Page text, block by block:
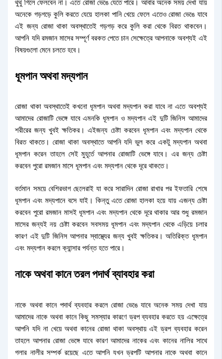
থুথু গিলে ফেলবেন না। এতে রোজা ভেঙে যেতে পারে। আবার অনেক সময় দেখা যায়
অনেকে গড়গড়ে কুলি করতে যেয়ে হালকা পানি খেয়ে ফেলে এতেও রোজা ভেঙে যাবে
এই জন্য রোজা থাকা অবস্থাতেই গড়গড় করে কুলি করা থেকে বিরত থাকবেন।
আপনি যদি রমজান মাসের সম্পূর্ণ বরকত পেতে চান সেক্ষেত্রে আপনাকে অবশ্যই এই
বিষয়গুলো মেনে চলতে হবে।
ধূমপান অথবা মদ্যপান
রোজা থাকা অবস্থাতেই কখনো ধূমপান অথবা মদ্যপান করা যাবে না এতে অবশ্যই
আমাদের রোজাটি ভেঙ্গে যাবে এমনকি ধূমপান ও মদ্যপান এই দুটি জিনিস আমাদের
শরীরের জন্য খুবই ক্ষতিকর। এইজন্য চেষ্টা করবেন ধূমপান এবং মদ্যপান থেকে
বিরত থাকতে। রোজা থাকা অবস্থাতে আপনি যদি ভুল করে একটু মদ্যপান অথবা
ধূমপান করেন তাহলে সেই মুহূর্তে আপনার রোজাটি ভেঙ্গে যাবে। এর জন্য চেষ্টা
করবেন পুরো রমজান মাসে ধূমপান এবং মদ্যপান থেকে দূরে থাকতে।
বর্তমান সময়ে বেশিরভাগ ছেলেরাই যা করে সারাদিন রোজা রাখার পর ইফতারি শেষে
ধূমপান এবং মদ্যপানে বসে যাই। কিন্তু এতে রোজা হালকা হয়ে যায় এজন্য চেষ্টা
করবেন পুরো রমজান মাসই ধূমপান এবং মদ্যপান থেকে দূরে থাকার আর শুধু রমজান
মাসের জন্যই নয় চেষ্টা করবেন সবসময় ধূমপান এবং মদ্যপান থেকে এড়িয়ে চলার
কারণ এই দুটি জিনিস আপনার স্বাস্থ্যের জন্য খুবই ক্ষতিকর। অতিরিক্ত ধূমপান
এবং মদ্যপান করলে ক্যান্সার পর্যন্ত হতে পারে।
নাকে অথবা কানে তরল পদার্থ ব্যাবহার করা
নাকে অথবা কানে পদার্থ ব্যবহার করলে রোজা ভেঙে যাবে অনেক সময় দেখা যায়
আমাদের নাকে অথবা কানে কিছু সমস্যার কারণে ড্রপ ব্যবহার করতে হয় এক্ষেত্রে
আপনি যদি না খেয়ে অথবা কানের রোজা থাকা অবস্থায় এই ড্রপ ব্যবহার করেন
তাহলে আপনার রোজা ভেঙ্গে যাবে কারণ আমাদের নাকের এবং কানের নালির সাথে
গলার নালীর সম্পর্ক রয়েছে এতে আপনি যখন ড্রপটি আপনার নাকে অথবা কানে